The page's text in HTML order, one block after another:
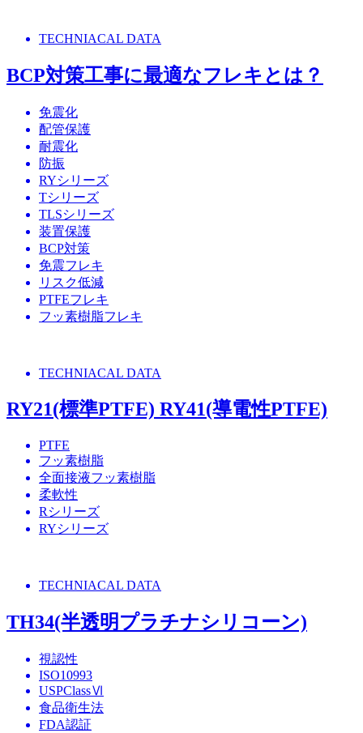
TECHNIACAL DATA
BCP対策工事に最適なフレキとは？
免震化
配管保護
耐震化
防振
RYシリーズ
Tシリーズ
TLSシリーズ
装置保護
BCP対策
免震フレキ
リスク低減
PTFEフレキ
フッ素樹脂フレキ
TECHNIACAL DATA
RY21(標準PTFE) RY41(導電性PTFE)
PTFE
フッ素樹脂
全面接液フッ素樹脂
柔軟性
Rシリーズ
RYシリーズ
TECHNIACAL DATA
TH34(半透明プラチナシリコーン)
視認性
ISO10993
USPClassⅥ
食品衛生法
FDA認証